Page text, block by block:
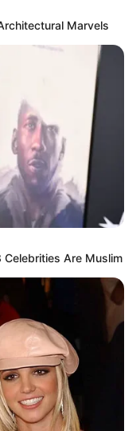
Marvels
Are Muslim